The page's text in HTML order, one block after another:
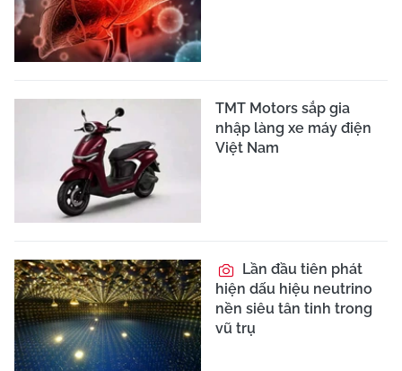
TMT Motors sắp gia
nhập làng xe máy điện
Việt Nam
Lần đầu tiên phát
hiện dấu hiệu neutrino
nền siêu tân tinh trong
vũ trụ